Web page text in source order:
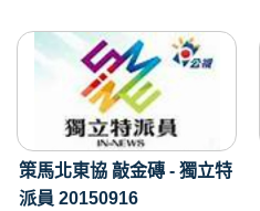
策馬北東協 敲金磚 - 獨立特
派員 20150916